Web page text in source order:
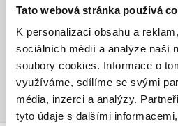
Tato webová stránka používá
K personalizaci obsahu a
sociálních médií a analýze naší
soubory cookies. Informace o
využíváme, sdílíme se svými
média, inzerci a analýzy.
tyto údaje s dalšími
Uživatelskou recenzi mohou vkládat
Přihlásit